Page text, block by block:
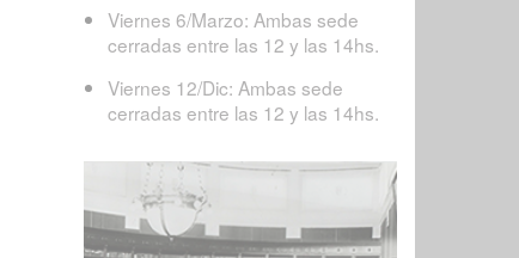
Viernes 6/Marzo: Ambas sede
cerradas entre las 12 y las 14hs.
Viernes 12/Dic: Ambas sede
cerradas entre las 12 y las 14hs.